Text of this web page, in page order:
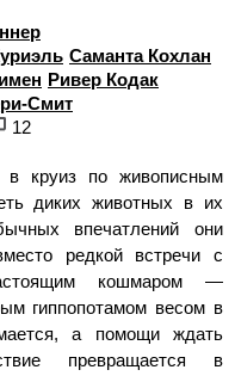
Саманта Кохлан
Ривер Кодак
Смит
12
в круиз по живописным
диких животных в их
впечатлений они
редкой встречи с
кошмаром —
гиппопотамом весом в
а помощи ждать
превращается в